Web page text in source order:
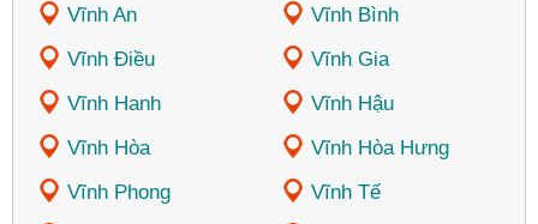
Vĩnh An
Vĩnh Bình
Vĩnh Điều
Vĩnh Gia
Vĩnh Hanh
Vĩnh Hậu
Vĩnh Hòa
Vĩnh Hòa Hưng
Vĩnh Phong
Vĩnh Tế